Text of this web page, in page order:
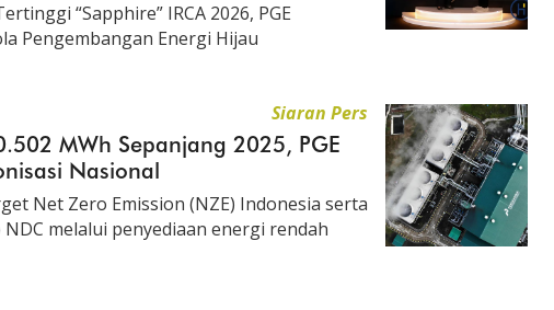
“Sapphire” IRCA 2026, PGE
Pengembangan Energi Hijau
Siaran Pers
MWh Sepanjang 2025, PGE
Nasional
Net Zero Emission (NZE) Indonesia serta
melalui penyediaan energi rendah